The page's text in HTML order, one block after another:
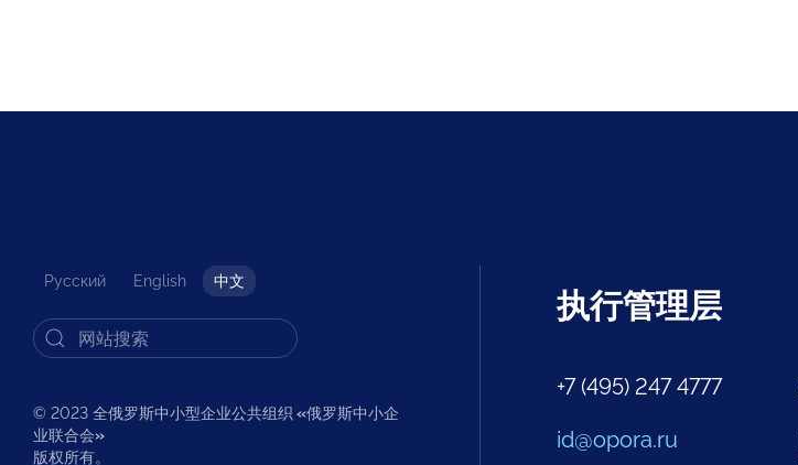
Русский English 中文
© 2023 全俄罗斯中小型企业公共组织 «俄罗斯中小企
业联合会»
版权所有。
执行管理层
+7 (495) 247 4777
id@opora.ru